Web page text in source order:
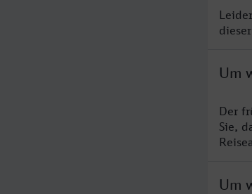
Um
Der
Sie,
Um